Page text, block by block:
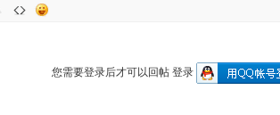
您需要登录后才可以回帖 登录